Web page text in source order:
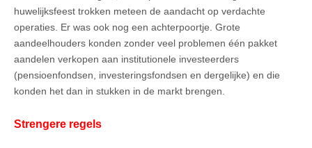
huwelijksfeest trokken meteen de aandacht op verdachte
operaties. Er was ook nog een achterpoortje. Grote
aandeelhouders konden zonder veel problemen één pakket
aandelen verkopen aan institutionele investeerders
(pensioenfondsen, investeringsfondsen en dergelijke) en die
konden het dan in stukken in de markt brengen.
Strengere regels